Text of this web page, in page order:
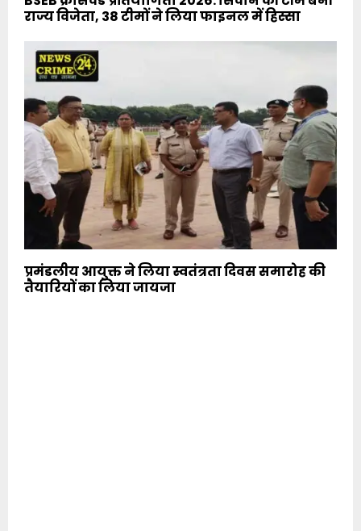
राज्य विजेता, 38 टीमों ने लिया फाइनल में हिस्सा
प्रमंडलीय आयुक्त ने लिया स्वतंत्रता दिवस समारोह की
तैयारियों का लिया जायजा